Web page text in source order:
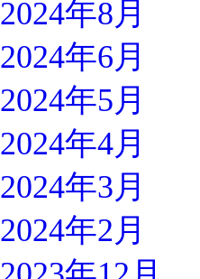
2024年8月
2024年6月
2024年5月
2024年4月
2024年3月
2024年2月